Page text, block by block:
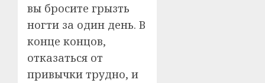
вы бросите грызть
ногти за один день. В
конце концов,
отказаться от
привычки трудно, и